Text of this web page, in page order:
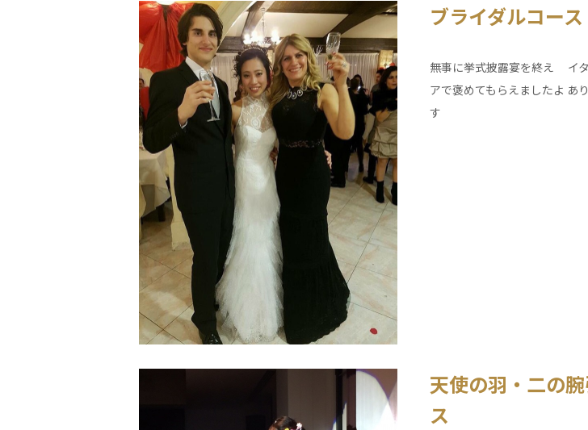
ブライダルコース
無事に挙式披露宴を終え イ
アで褒めてもらえましたよ あ
す
天使の羽・二の
ス